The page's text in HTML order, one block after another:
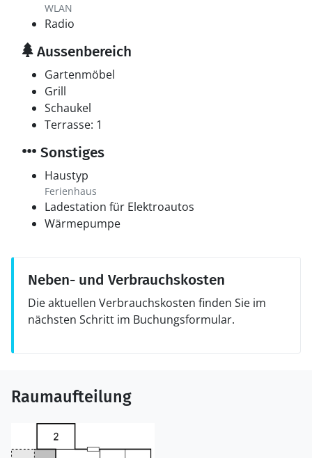
WLAN
Radio
Aussenbereich
Gartenmöbel
Grill
Schaukel
Terrasse: 1
Sonstiges
Haustyp
Ferienhaus
Ladestation für Elektroautos
Wärmepumpe
Neben- und Verbrauchskosten
Die aktuellen Verbrauchskosten finden Sie im
nächsten Schritt im Buchungsformular.
Raumaufteilung